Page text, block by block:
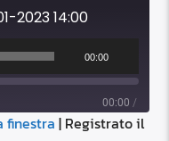
2023 14:00
00:00
00:00 /
finestra | Registrato il